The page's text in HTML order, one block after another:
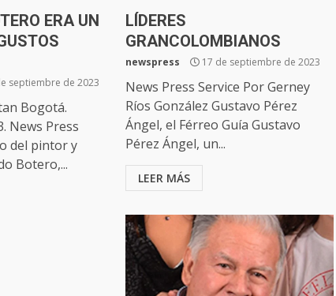
ERA UN
septiembre de 2023
Bogotá.
News Press
del pintor y
Botero,...
LÍDERES
GRANCOLOMBIANOS
newspress 17 de septiembre de 2023
News Press Service Por Gerney
Ríos González Gustavo Pérez
Ángel, el Férreo Guía Gustavo
Pérez Ángel, un...
LEER MÁS